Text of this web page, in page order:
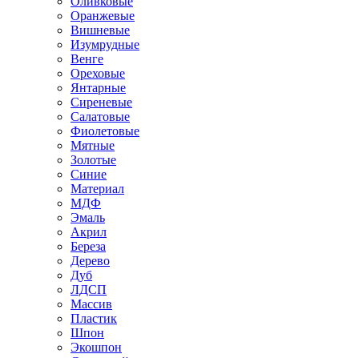
Оранжевые
Вишневые
Изумрудные
Венге
Ореховые
Янтарные
Сиреневые
Салатовые
Фиолетовые
Мятные
Золотые
Синие
Материал
МДФ
Эмаль
Акрил
Береза
Дерево
Дуб
ЛДСП
Массив
Пластик
Шпон
Экошпон